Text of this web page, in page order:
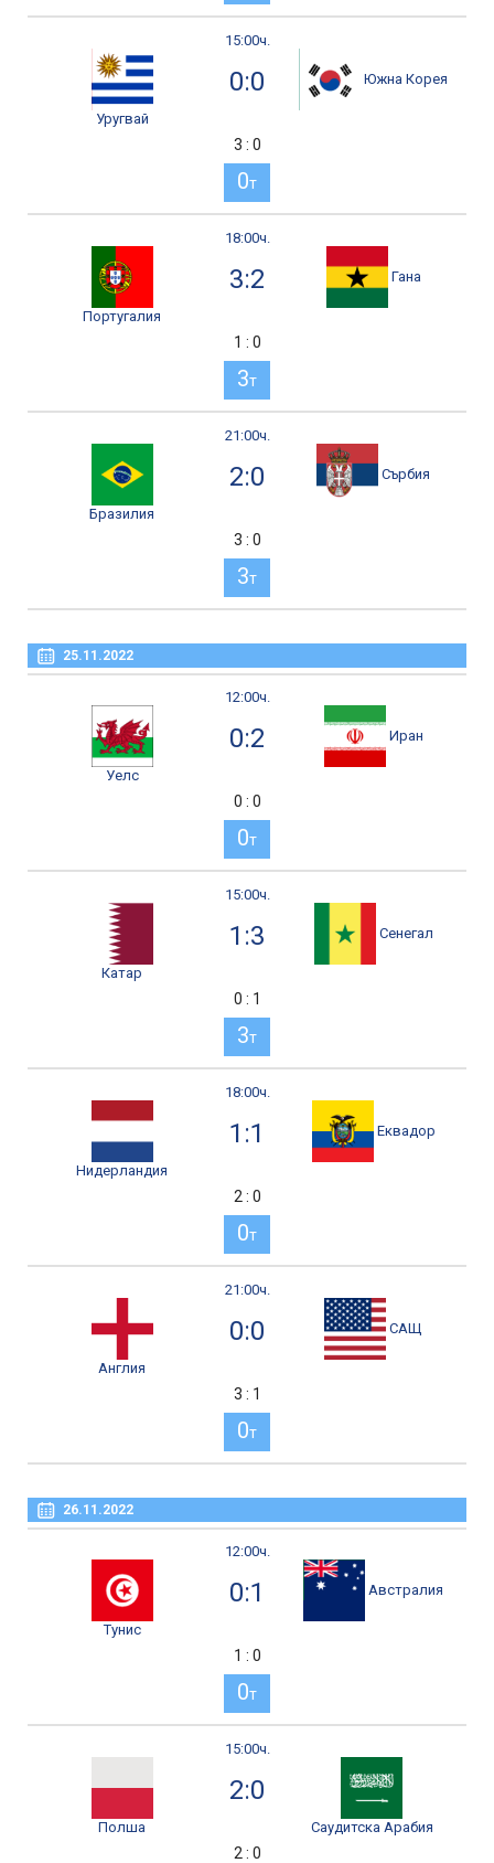
15:00ч.
Уругвай
0:0 Южна Корея
3 : 0
0т
18:00ч.
Португалия
3:2 Гана
1 : 0
3т
21:00ч.
Бразилия
2:0 Сърбия
3 : 0
3т
25.11.2022
12:00ч.
Уелс
0:2 Иран
0 : 0
0т
15:00ч.
Катар
1:3 Сенегал
0 : 1
3т
18:00ч.
Нидерландия
1:1 Еквадор
2 : 0
0т
21:00ч.
Англия
0:0 САЩ
3 : 1
0т
26.11.2022
12:00ч.
Тунис
0:1 Австралия
1 : 0
0т
15:00ч.
Полша
2:0
Саудитска Арабия
2 : 0